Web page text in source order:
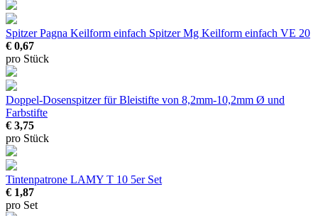
Spitzer Pagna Keilform einfach Spitzer Mg Keilform einfach VE 20
€ 0,67
pro Stück
Doppel-Dosenspitzerfür Bleistifte von 8,2mm-10,2mm Ø und
Farbstifte
€ 3,75
pro Stück
Tintenpatrone LAMY T 10 5er Set
€ 1,87
pro Set